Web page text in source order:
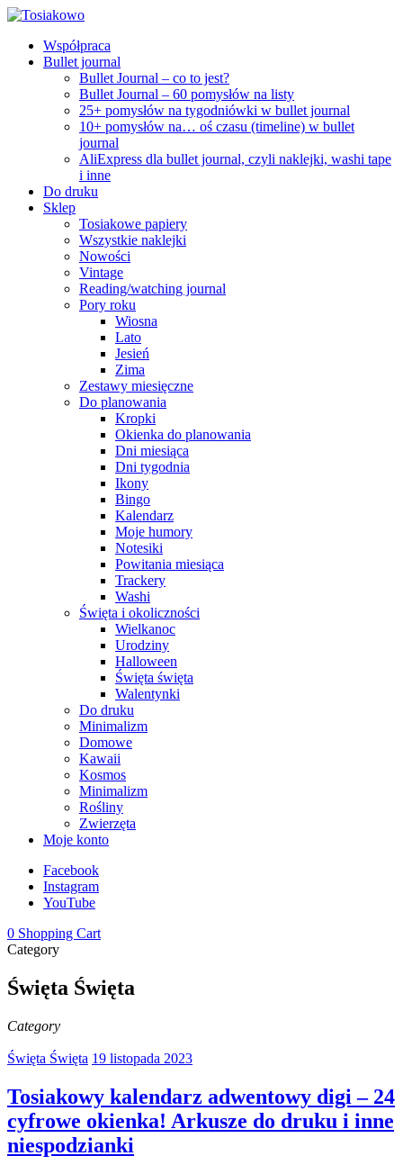
Współpraca
Bullet journal
Bullet Journal – co to jest?
Bullet Journal – 60 pomysłów na listy
25+ pomysłów na tygodniówki w bullet journal
10+ pomysłów na… oś czasu (timeline) w bullet
journal
AliExpress dla bullet journal, czyli naklejki, washi tape
i inne
Do druku
Sklep
Tosiakowe papiery
Wszystkie naklejki
Nowości
Vintage
Reading/watching journal
Pory roku
Wiosna
Lato
Jesień
Zima
Zestawy miesięczne
Do planowania
Kropki
Okienka do planowania
Dni miesiąca
Dni tygodnia
Ikony
Bingo
Kalendarz
Moje humory
Notesiki
Powitania miesiąca
Trackery
Washi
Święta i okoliczności
Wielkanoc
Urodziny
Halloween
Święta święta
Walentynki
Do druku
Minimalizm
Domowe
Kawaii
Kosmos
Minimalizm
Rośliny
Zwierzęta
Moje konto
Facebook
Instagram
YouTube
0 Shopping Cart
Category
Święta Święta
Category
Święta Święta 19 listopada 2023
Tosiakowy kalendarz adwentowy digi – 24
cyfrowe okienka! Arkusze do druku i inne
niespodzianki